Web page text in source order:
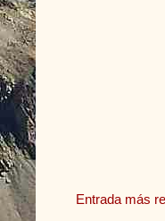
Entrada más